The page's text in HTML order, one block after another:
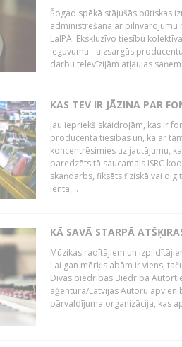
Šogad spēkā stājušās būtiskas
administrēšana ar
LaIPA. Ekskluzīvo tiesību
ieguvumu - aizsargās
darbu televīzijām atļaujas
KAS TEV IR JĀZINA PAR
Jau iepriekš skaidrojām, kas ir
producenta tiesības un, kā ar
koncentrēsimies uz jautājumu,
paredzēts tā saucamais ISRC
skaņdarbs, fiksēts fiziskā vai
lentā,...
KĀ SAVĀ STARPĀ
Mūzikas radītājiem un
Lai gan mērķis abām ir viens,
Divas biedrības Biedrība
aģentūra/Latvijas Autoru
pārvaldījuma organizācija, kas